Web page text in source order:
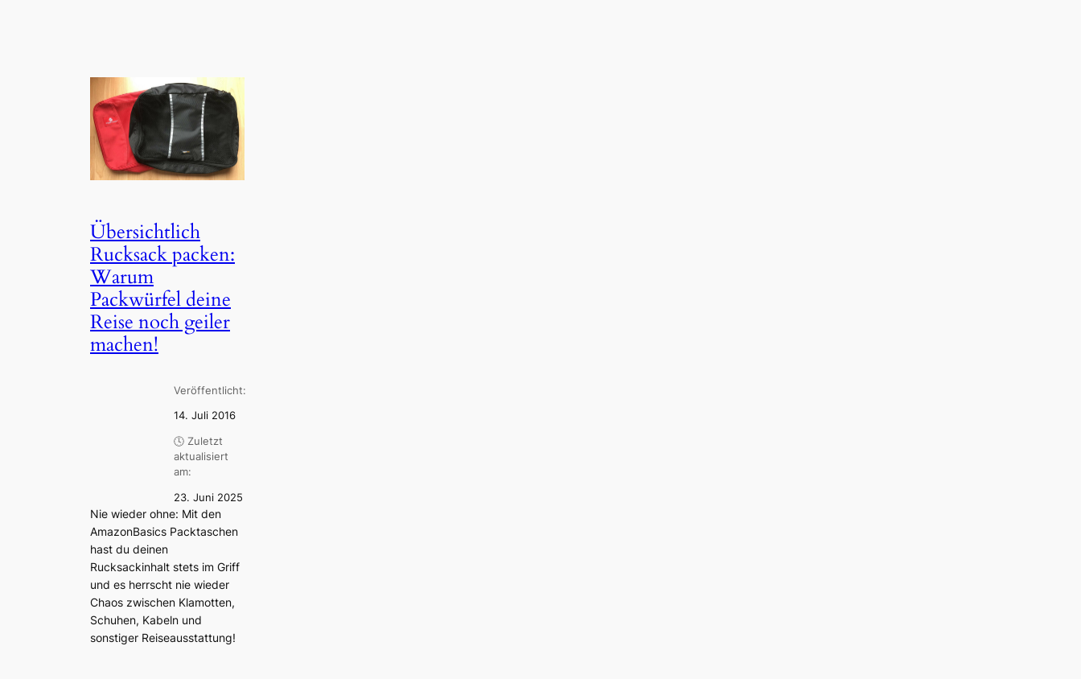
Übersichtlich
Rucksack packen:
Warum
Packwürfel deine
Reise noch geiler
machen!
Veröffentlicht:
14. Juli 2016
🕓 Zuletzt
aktualisiert
am:
23. Juni 2025
Nie wieder ohne: Mit den
AmazonBasics Packtaschen
hast du deinen
Rucksackinhalt stets im Griff
und es herrscht nie wieder
Chaos zwischen Klamotten,
Schuhen, Kabeln und
sonstiger Reiseausstattung!